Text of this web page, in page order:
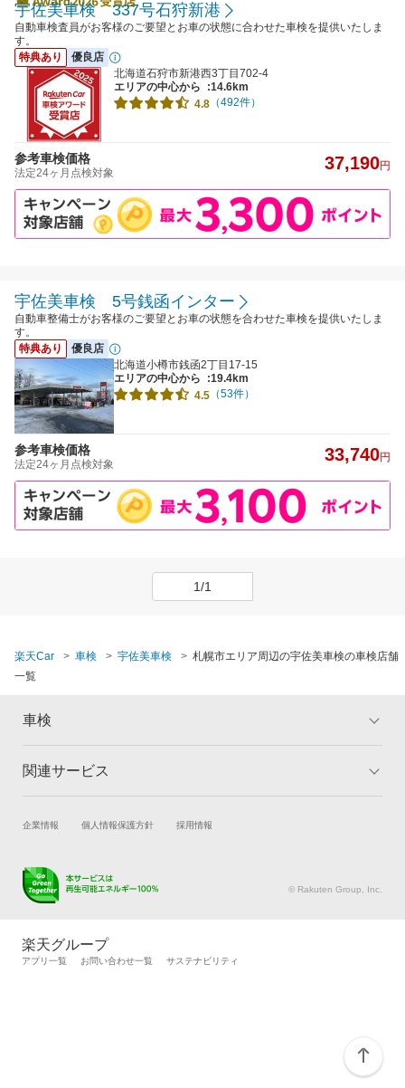
宇佐美車検 337号石狩新港
自動車検査員がお客様のご要望とお車の状態に合わせた車検を提供いたしま
す。
特典あり
優良店
北海道石狩市新港西3丁目702-4
エリアの中心から
:14.6km
4.8 （492件）
参考車検価格
法定24ヶ月点検対象 37,190円
宇佐美車検 5号銭函インター
自動車整備士がお客様のご要望とお車の状態を合わせた車検を提供いたしま
す。
特典あり
優良店
北海道小樽市銭函2丁目17-15
エリアの中心から
:19.4km
4.5 （53件）
参考車検価格
法定24ヶ月点検対象 33,740円
1/1
楽天Car 車検 宇佐美車検
札幌市エリア周辺の宇佐美車検の車検店舗
一覧
車検
トップ
車検の基礎知識 キャンペーン一覧
関連サービス
試乗・商談 新車購入
キズ修理予約
メンテナンス管理
タイヤ交換サービス
自動車カタログ 自動車保険
企業情報 個人情報保護方針 採用情報
© Rakuten Group, Inc.
楽天グループ
アプリ一覧 お問い合わせ一覧 サステナビリティ